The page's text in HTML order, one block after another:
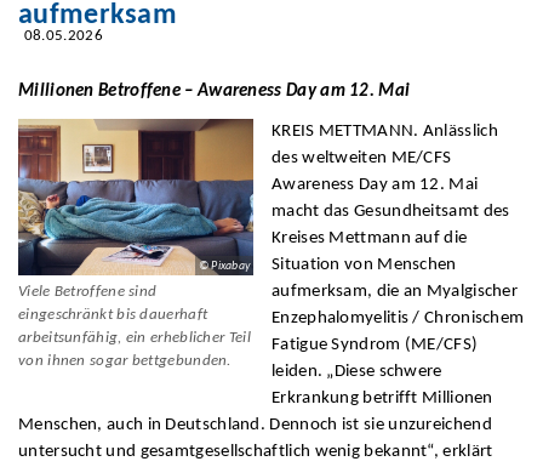
aufmerksam
08.05.2026
Millionen Betroffene – Awareness Day am 12. Mai
© Pixabay
Viele Betroffene sind
eingeschränkt bis dauerhaft
arbeitsunfähig, ein erheblicher Teil
von ihnen sogar bettgebunden.
KREIS METTMANN. Anlässlich
des weltweiten ME/CFS
Awareness Day am 12. Mai
macht das Gesundheitsamt des
Kreises Mettmann auf die
Situation von Menschen
aufmerksam, die an Myalgischer
Enzephalomyelitis / Chronischem
Fatigue Syndrom (ME/CFS)
leiden. „Diese schwere
Erkrankung betrifft Millionen
Menschen, auch in Deutschland. Dennoch ist sie unzureichend
untersucht und gesamtgesellschaftlich wenig bekannt“, erklärt